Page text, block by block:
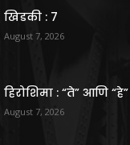
खिडकी : 7
August 7, 2026
हिरोशिमा : “ते” आणि “हे”
August 7, 2026